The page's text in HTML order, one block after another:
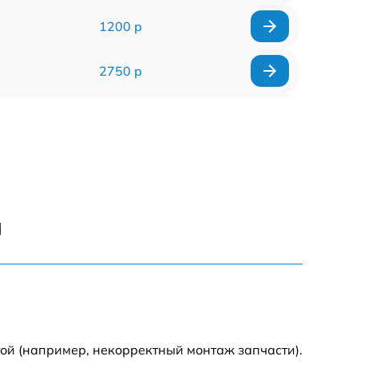
1200 р
2750 р
(например, некорректный монтаж запчасти).